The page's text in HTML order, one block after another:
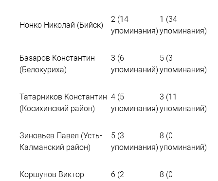
Нонко Николай (Бийск)
2 (14
упоминания)
1 (34
упоминания)
Базаров Константин
(Белокуриха)
3 (6
упоминаний)
5 (3
упоминания)
Татарников Константин
(Косихинский район)
4 (5
упоминания)
3 (11
упоминаний)
Зиновьев Павел (Усть-
Калманский район)
5 (3
упоминания)
8 (0
упоминаний)
Коршунов Виктор
6 (2
8 (0